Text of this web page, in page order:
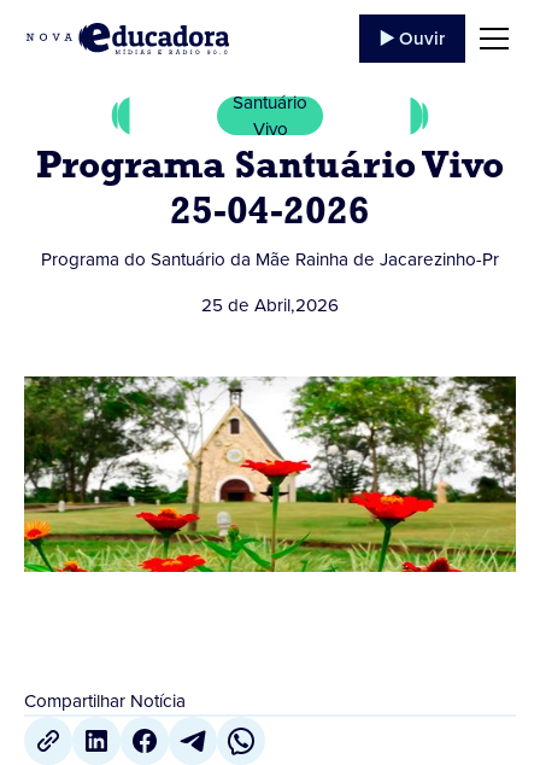
▶️ Ouvir
Santuário
Vivo
Programa Santuário Vivo
25-04-2026
Programa do Santuário da Mãe Rainha de Jacarezinho-Pr
25 de Abril,2026
Compartilhar Notícia